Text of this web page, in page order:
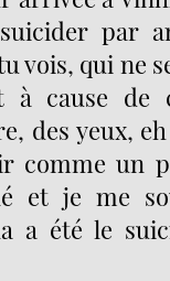
par
vois, qui ne
à cause de
des yeux,
comme un
et je me
a été le